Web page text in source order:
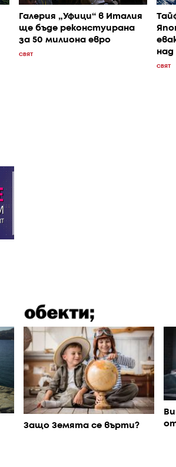
Галерия „Уфици“ в Италия
ще бъде реконстуирана
за 50 милиона евро
СВЯТ
над
СВЯТ
Защо Земята се върти?